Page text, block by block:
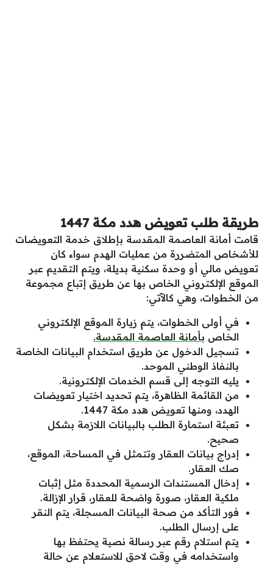
طريقة طلب تعويض هدد مكة 1447
قامت أمانة العاصمة المقدسة بإطلاق خدمة التعويضات
للأشخاص المتضررة من عمليات الهدم سواء كان
تعويض مالي أو وحدة سكنية بديلة، ويتم التقديم عبر
الموقع الإلكتروني الخاص بها عن طريق إتباع مجموعة
من الخطوات، وهي كالآتي:
في أولى الخطوات، يتم زيارة الموقع الإلكتروني
الخاص بأمانة العاصمة المقدسة.
تسجيل الدخول عن طريق استخدام البيانات الخاصة
بالنفاذ الوطني الموحد.
يليه التوجه إلى قسم الخدمات الإلكترونية.
من القائمة الظاهرة، يتم تحديد اختيار تعويضات
الهدد، ومنها تعويض هدد مكة 1447.
تعبئة استمارة الطلب بالبيانات اللازمة بشكل
صحيح.
إدراج بيانات العقار وتتمثل في المساحة، الموقع،
صك العقار.
إدخال المستندات الرسمية المحددة مثل إثبات
ملكية العقار، صورة واضحة للعقار، قرار الإزالة.
فور التأكد من صحة البيانات المسجلة، يتم النقر
على إرسال الطلب.
يتم استلام رقم عبر رسالة نصية يحتفظ بها
واستخدامه في وقت لاحق للاستعلام عن حالة